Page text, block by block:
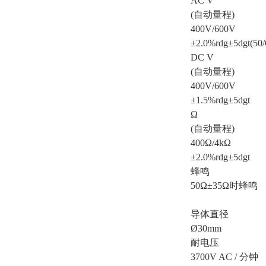
(自动量程)
400V/600V
DC V
(自动量程)
400V/600V
±1.5%rdg±5dgt
Ω
(自动量程)
400Ω/4kΩ
±2.0%rdg±5dgt
蜂鸣
50Ω±35Ω时蜂鸣
导体直径
Ø30mm
耐电压
3700V AC / 分钟